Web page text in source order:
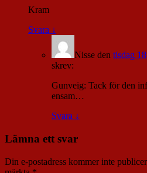
Kram
Svara ↓
Nisse den tisdag
skrev:
Gunveig: Tack för den
ensam…
Svara ↓
Lämna ett svar
Din e-postadress kommer inte